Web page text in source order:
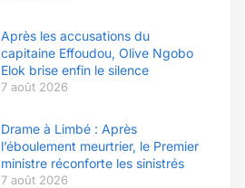
Après les accusations du
capitaine Effoudou, Olive Ngobo
Elok brise enfin le silence
7 août 2026
Drame à Limbé : Après
l’éboulement meurtrier, le Premier
ministre réconforte les sinistrés
7 août 2026